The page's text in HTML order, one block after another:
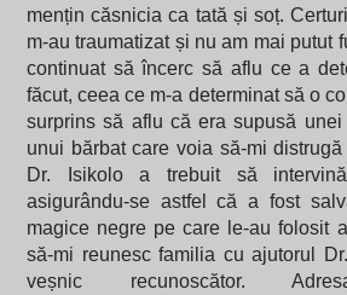
mențin căsnicia ca tată și soț.
m-au traumatizat și nu am mai putut
continuat să încerc să aflu ce a
făcut, ceea ce m-a determinat să o
surprins să aflu că era supusă
unui bărbat care voia să-mi
Dr. Isikolo a trebuit să
asigurându-se astfel că a fost
magice negre pe care le-au folosit
să-mi reunesc familia cu ajutorul
veșnic recunoscător.